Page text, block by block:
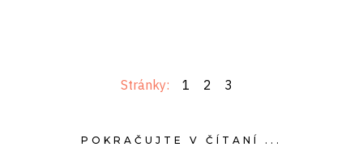
Stránky: 1 2 3
POKRAČUJTE V ČÍTANÍ ...